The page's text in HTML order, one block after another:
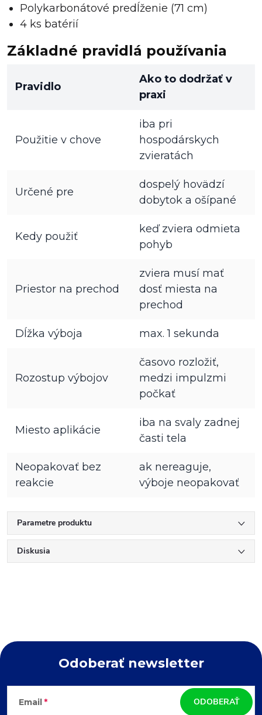
Polykarbonátové predĺženie (71 cm)
4 ks batérií
Základné pravidlá používania
Pravidlo
Ako to dodržať v
praxi
Použitie v chove
iba pri
hospodárskych
zvieratách
Určené pre
dospelý hovädzí
dobytok a ošípané
Kedy použiť
keď zviera odmieta
pohyb
Priestor na prechod
zviera musí mať
dosť miesta na
prechod
Dĺžka výboja max. 1 sekunda
Rozostup výbojov
časovo rozložiť,
medzi impulzmi
počkať
Miesto aplikácie
iba na svaly zadnej
časti tela
Neopakovať bez
reakcie
ak nereaguje,
výboje neopakovať
Parametre produktu
Diskusia
Z
Odoberať newsletter
Email ODOBERAŤ